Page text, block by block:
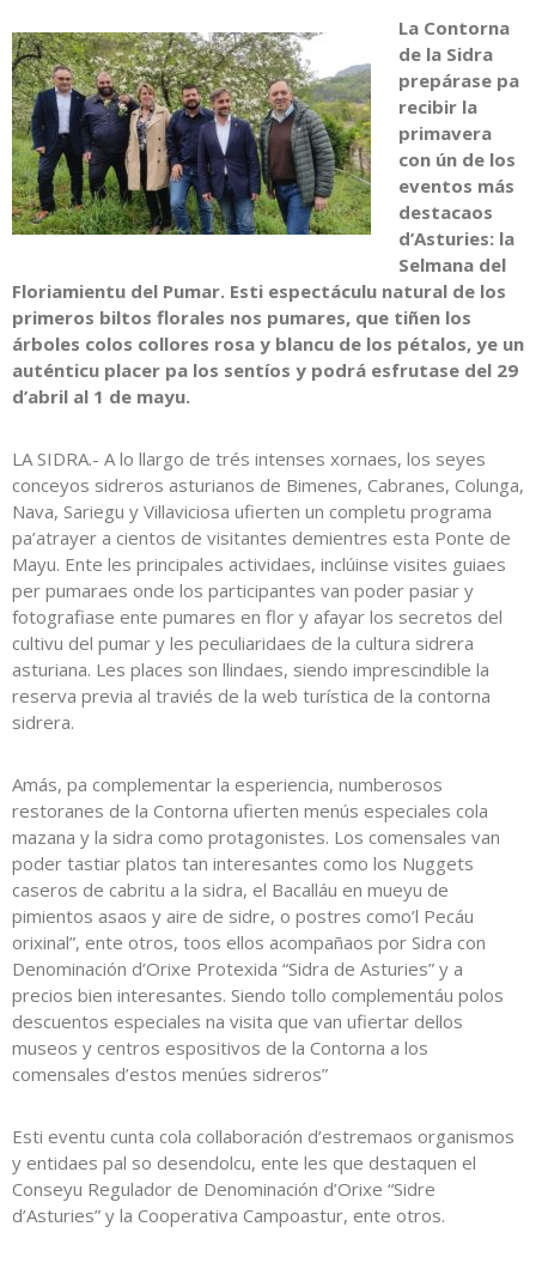
La Contorna
de la Sidra
prepárase pa
recibir la
primavera
con ún de los
eventos más
destacaos
d’Asturies: la
Selmana del
Floriamientu del Pumar. Esti espectáculu natural de los
primeros biltos florales nos pumares, que tiñen los
árboles colos collores rosa y blancu de los pétalos, ye un
auténticu placer pa los sentíos y podrá esfrutase del 29
d’abril al 1 de mayu.
LA SIDRA.- A lo llargo de trés intenses xornaes, los seyes
conceyos sidreros asturianos de Bimenes, Cabranes, Colunga,
Nava, Sariegu y Villaviciosa ufierten un completu programa
pa’atrayer a cientos de visitantes demientres esta Ponte de
Mayu. Ente les principales actividaes, inclúinse visites guiaes
per pumaraes onde los participantes van poder pasiar y
fotografiase ente pumares en flor y afayar los secretos del
cultivu del pumar y les peculiaridaes de la cultura sidrera
asturiana. Les places son llindaes, siendo imprescindible la
reserva previa al traviés de la web turística de la contorna
sidrera.
Amás, pa complementar la esperiencia, numberosos
restoranes de la Contorna ufierten menús especiales cola
mazana y la sidra como protagonistes. Los comensales van
poder tastiar platos tan interesantes como los Nuggets
caseros de cabritu a la sidra, el Bacalláu en mueyu de
pimientos asaos y aire de sidre, o postres como’l Pecáu
orixinal”, ente otros, toos ellos acompañaos por Sidra con
Denominación d’Orixe Protexida “Sidra de Asturies” y a
precios bien interesantes. Siendo tollo complementáu polos
descuentos especiales na visita que van ufiertar dellos
museos y centros espositivos de la Contorna a los
comensales d’estos menúes sidreros”
Esti eventu cunta cola collaboración d’estremaos organismos
y entidaes pal so desendolcu, ente les que destaquen el
Conseyu Regulador de Denominación d’Orixe “Sidre
d’Asturies” y la Cooperativa Campoastur, ente otros.